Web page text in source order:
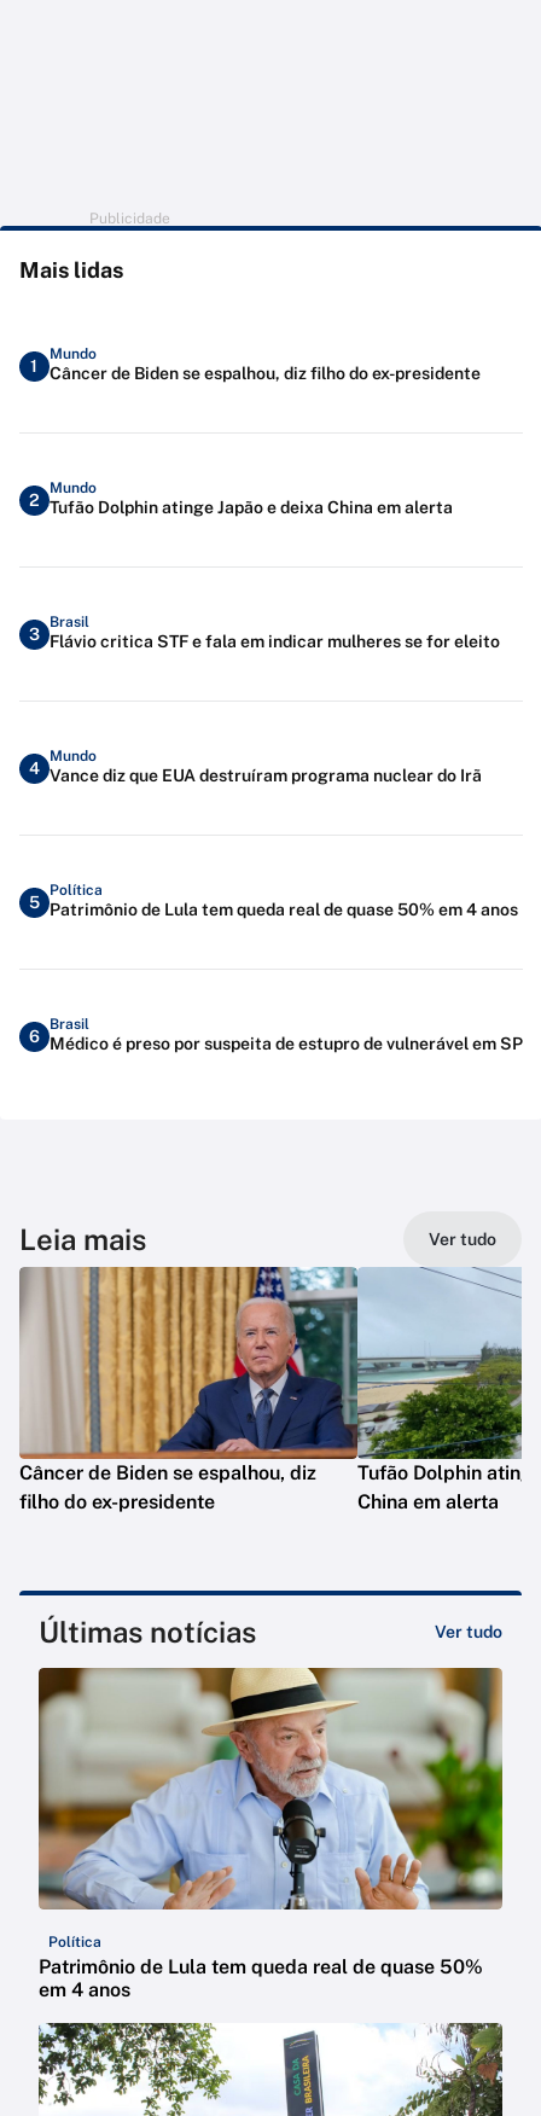
Publicidade
Mais lidas
1
Mundo
Câncer de Biden se espalhou, diz filho do ex-presidente
2
Mundo
Tufão Dolphin atinge Japão e deixa China em alerta
3
Brasil
Flávio critica STF e fala em indicar mulheres se for eleito
4
Mundo
Vance diz que EUA destruíram programa nuclear do Irã
5
Política
Patrimônio de Lula tem queda real de quase 50% em 4 anos
6
Brasil
Médico é preso por suspeita de estupro de vulnerável em SP
Leia mais Ver tudo
Câncer de Biden se espalhou, diz
filho do ex-presidente
Tufão Dolphin
China em alerta
Últimas notícias Ver tudo
Política
Patrimônio de Lula tem queda real de quase 50%
em 4 anos